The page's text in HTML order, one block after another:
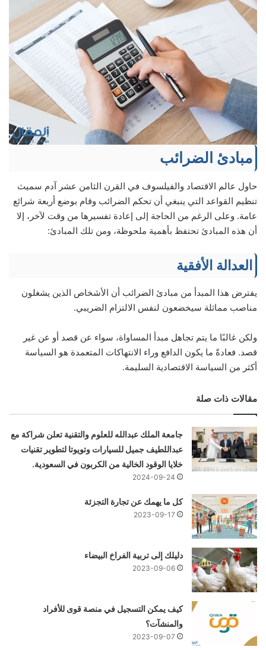
مبادئ الضرائب
حاول عالم الاقتصاد والفيلسوف في القرن الثامن عشر آدم سميث
تنظيم القواعد التي ينبغي أن تحكم الضرائب وقام بوضع أربعة شرائع
عامة. وعلى الرغم من الحاجة إلى إعادة تفسيرها من وقت لآخر، إلا
أن هذه المبادئ تحتفظ بأهمية ملحوظة، ومن تلك المبادئ:
العدالة الأفقية
يفترض هذا المبدأ من مبادئ الضرائب أن الأشخاص الذين يشغلون
مناصب مماثلة سيخضعون لنفس الالتزام الضريبي.
ولكن غالبًا ما يتم تجاهل مبدأ المساواة، سواء عن قصد أو عن غير
قصد. فعادةً ما يكون الدافع وراء الانتهاكات المتعمدة هو السياسة
أكثر من السياسة الاقتصادية السليمة.
مقالات ذات صلة
جامعة الملك عبدالله للعلوم والتقنية تعلن شراكة مع
عبداللطيف جميل للسيارات وتويوتا لتطوير تقنيات
خلايا الوقود الخالية من الكربون في السعودية.
2024-09-24
كل ما يهمك عن تجارة التجزئة
2023-09-17
دليلك إلى تربية الفراخ البيضاء
2023-09-06
كيف يمكن التسجيل في منصة قوى للأفراد
والمنشآت؟
2023-09-07